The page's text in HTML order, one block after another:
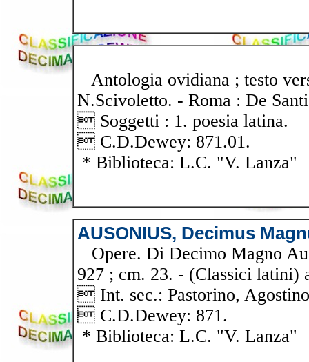
Antologia ovidiana ; testo
N.Scivoletto. - Roma : De
 Soggetti : 1. poesia latina.
 C.D.Dewey: 871.01.
* Biblioteca: L.C. "V. Lanza"
AUSONIUS, Decimus
Opere. Di Decimo Magno
927 ; cm. 23. - (Classici latini)
 Int. sec.: Pastorino,
 C.D.Dewey: 871.
* Biblioteca: L.C. "V. Lanza"